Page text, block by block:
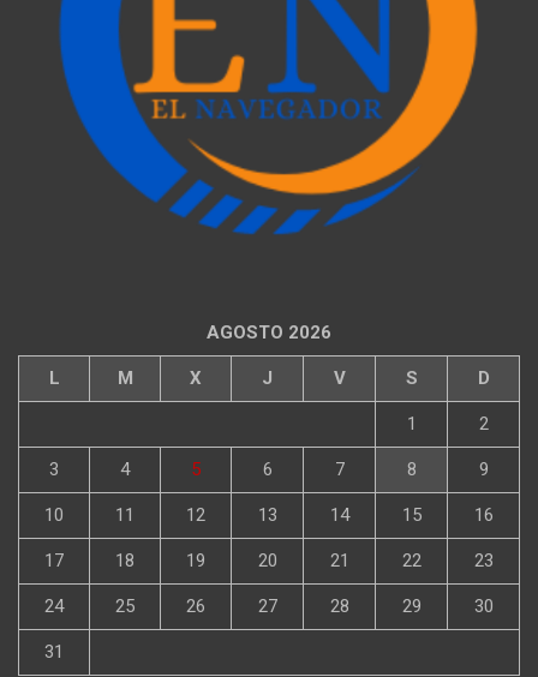
AGOSTO 2026
L M X J V S D
1 2
3 4 5 6 7 8 9
10 11 12 13 14 15 16
17 18 19 20 21 22 23
24 25 26 27 28 29 30
31